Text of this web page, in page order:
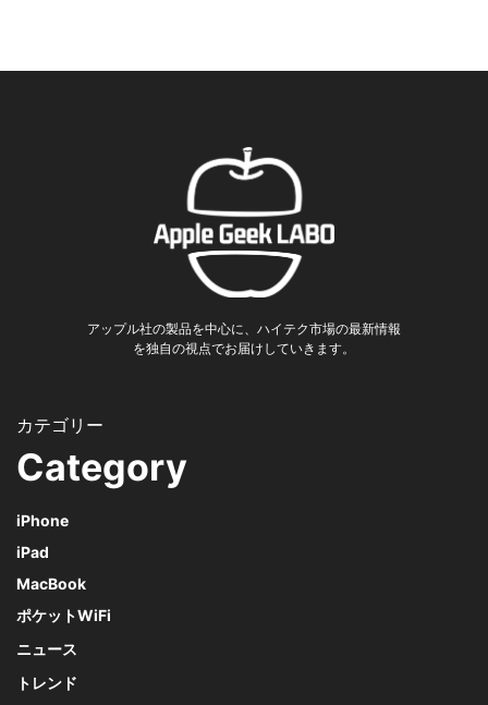
アップル社の製品を中心に、ハイテク市場の最新情報
を独自の視点でお届けしていきます。
Category
iPhone
iPad
MacBook
ポケットWiFi
ニュース
トレンド